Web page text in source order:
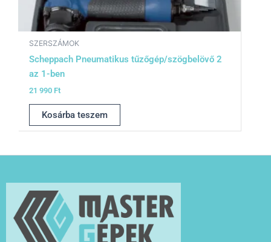
SZERSZÁMOK
Scheppach Pneumatikus tűzőgép/szögbelövő 2
az 1-ben
21 990 Ft
Kosárba teszem